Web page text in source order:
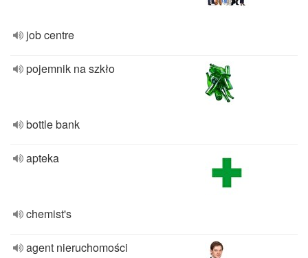
job centre
pojemnik na szkło
bottle bank
apteka
chemist's
agent nieruchomości